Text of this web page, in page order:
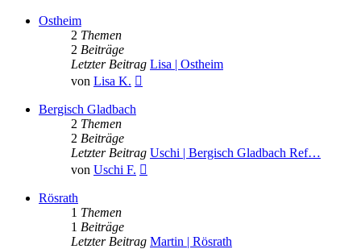
Ostheim
2 Themen
2 Beiträge
Letzter Beitrag Lisa | Ostheim
von Lisa K.
Bergisch Gladbach
2 Themen
2 Beiträge
Letzter Beitrag Uschi | Bergisch Gladbach Ref…
von Uschi F.
Rösrath
1 Themen
1 Beiträge
Letzter Beitrag Martin | Rösrath